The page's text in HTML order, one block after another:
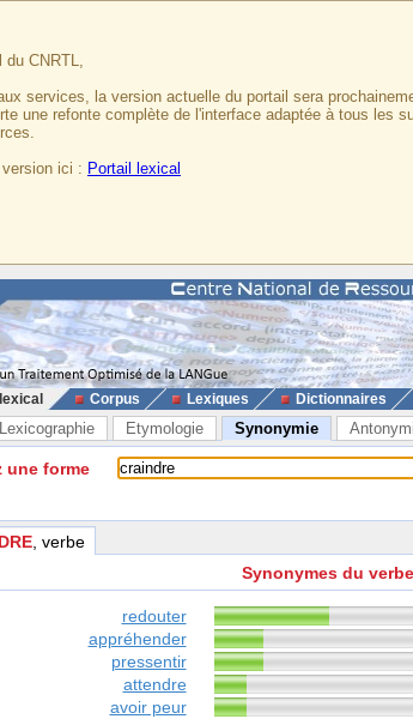
du CNRTL,
services, la version actuelle du portail sera
une refonte complète de l'interface adaptée à tous les
ici : Portail lexical
Corpus Lexiques Dictionnaires
Lexicographie Etymologie Synonymie
une forme
, verbe
Synonymes du
redouter
appréhender
pressentir
attendre
avoir peur